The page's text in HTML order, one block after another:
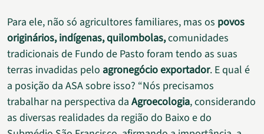
Para ele, não só agricultores familiares, mas os povos
originários, indígenas, quilombolas,comunidades
tradicionais de Fundo de Pasto foram tendo as suas
terras invadidas pelo agronegócio exportador. E qual é
a posição da ASA sobre isso? “Nós precisamos
trabalhar na perspectiva da Agroecologia, considerando
as diversas realidades da região do Baixo e do